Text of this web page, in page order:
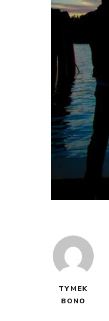
TYMEK
BONO